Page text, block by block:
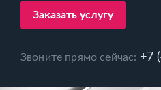
Заказать услугу
Звоните прямо сейчас: +7